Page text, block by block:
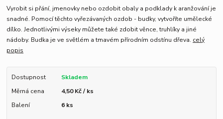
Vyrobit si přání, jmenovky nebo ozdobit obaly a podklady k aranžování je
snadné. Pomocí těchto vyřezávaných ozdob - budky, vytvoříte umělecké
dílko. Jednotlivými výseky můžete také zdobit věnce, truhlíky a jiné
nádoby. Budka je ve světlém a tmavém přírodním odstínu dřeva. celý
popis
Dostupnost
Skladem
Měrná cena
4,50 Kč / ks
Balení
6 ks